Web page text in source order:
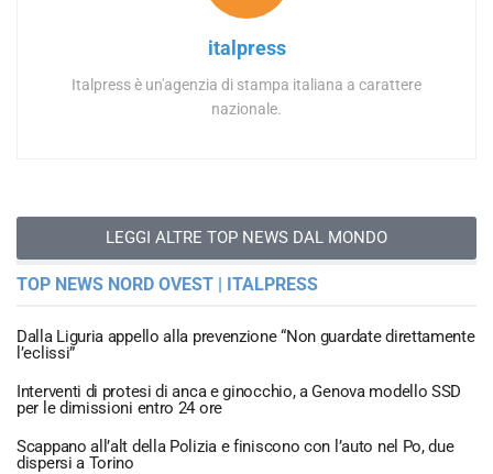
italpress
Italpress è un'agenzia di stampa italiana a carattere
nazionale.
LEGGI ALTRE TOP NEWS DAL MONDO
TOP NEWS NORD OVEST | ITALPRESS
Dalla Liguria appello alla prevenzione “Non guardate direttamente
l’eclissi”
Interventi di protesi di anca e ginocchio, a Genova modello SSD
per le dimissioni entro 24 ore
Scappano all’alt della Polizia e finiscono con l’auto nel Po, due
dispersi a Torino